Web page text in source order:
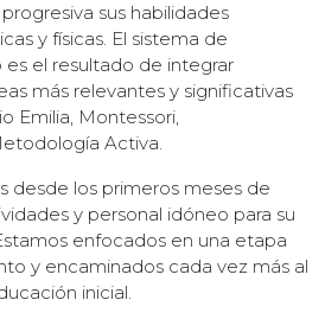
sus habilidades
y físicas. El sistema de
el resultado de integrar
más relevantes y significativas
Emilia, Montessori,
Activa.
desde los primeros meses de
y personal idóneo para su
enfocados en una etapa
y encaminados cada vez más al
inicial.